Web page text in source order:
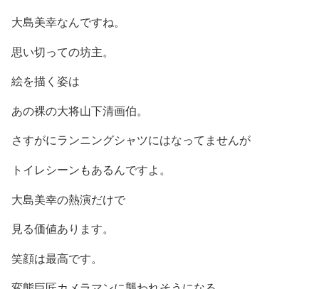
大島美幸なんですね。
思い切っての坊主。
絵を描く姿は
あの裸の大将山下清画伯。
さすがにランニングシャツにはなってませんが
トイレシーンもあるんですよ。
大島美幸の熱演だけで
見る価値あります。
笑顔は最高です。